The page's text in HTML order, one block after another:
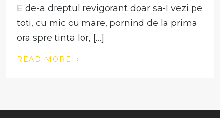
E de-a dreptul revigorant doar sa-I vezi pe
toti, cu mic cu mare, pornind de la prima
ora spre tinta lor, […]
READ MORE ›